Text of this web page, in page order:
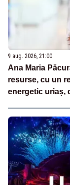
9 aug. 2026, 21:00
Ana Maria
resurse, cu un
energetic uriaș,